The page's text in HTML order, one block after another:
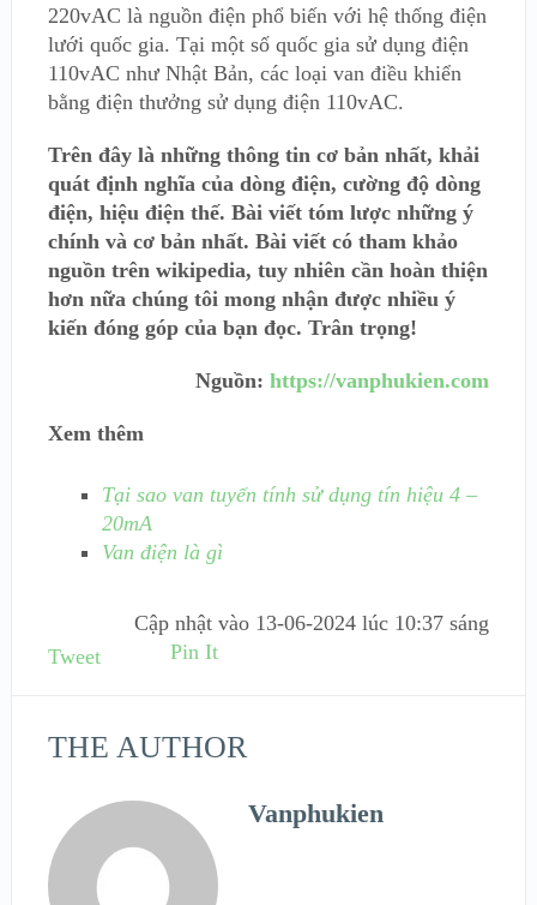
220vAC là nguồn điện phổ biến với hệ thống điện
lưới quốc gia. Tại một số quốc gia sử dụng điện
110vAC như Nhật Bản, các loại van điều khiển
bằng điện thưởng sử dụng điện 110vAC.
Trên đây là những thông tin cơ bản nhất, khải
quát định nghĩa của dòng điện, cường độ dòng
điện, hiệu điện thế. Bài viết tóm lược những ý
chính và cơ bản nhất. Bài viết có tham khảo
nguồn trên wikipedia, tuy nhiên cần hoàn thiện
hơn nữa chúng tôi mong nhận được nhiều ý
kiến đóng góp của bạn đọc. Trân trọng!
Nguồn:https://vanphukien.com
Xem thêm
Tại sao van tuyến tính sử dụng tín hiệu 4 –
20mA
Van điện là gì
Cập nhật vào 13-06-2024 lúc 10:37 sáng
Tweet
Pin It
THE AUTHOR
Vanphukien